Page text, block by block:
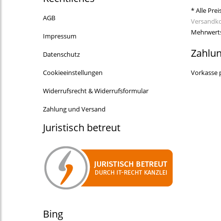
AGB
Impressum
Datenschutz
Cookieeinstellungen
Widerrufsrecht & Widerrufsformular
Zahlung und Versand
Juristisch betreut
Bing
* Alle
Vorkasse